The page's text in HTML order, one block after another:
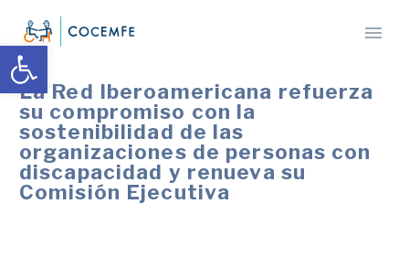
La Red Iberoamericana refuerza
su compromiso con la
sostenibilidad de las
organizaciones de personas con
discapacidad y renueva su
Comisión Ejecutiva
Abrir barra de herramientas